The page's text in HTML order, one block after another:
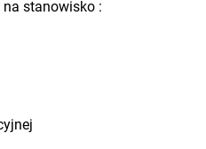
stanowisko :